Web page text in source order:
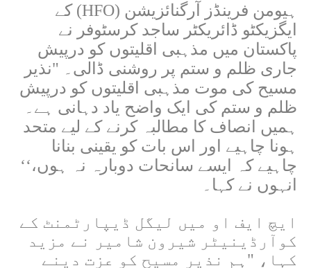
ہیومن فرینڈز آرگنائزیشن (HFO)کے
ایگزیکٹو ڈائریکٹر ساجد کرسٹوفر نے
پاکستان میں مذہبی اقلیتوں کو درپیش
جاری ظلم و ستم پر روشنی ڈالی۔ "نذیر
مسیح کی موت مذہبی اقلیتوں کو درپیش
ظلم و ستم کی ایک واضح یاد دہانی ہے۔
ہمیں انصاف کا مطالبہ کرنے کے لیے متحد
ہونا چاہیے اور اس بات کو یقینی بنانا
چاہیے کہ ایسے سانحات دوبارہ نہ ہوں،‘‘
انہوں نے کہا۔
ایچ ایف او میں لیگل ڈیپارٹمنٹ کے
کوآرڈینیٹر شیرون شامیر نے مزید
کہا، "ہم نذیر مسیح کو عزت دینے